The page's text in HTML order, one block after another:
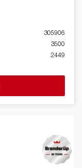
305906
3500
2449